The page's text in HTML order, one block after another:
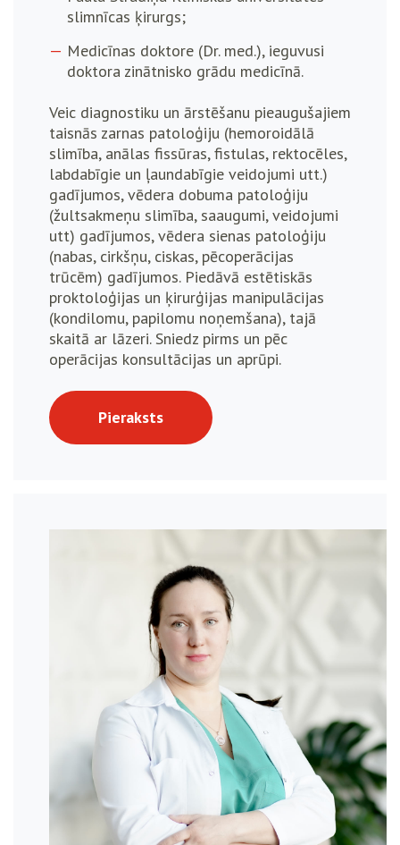
slimnīcas ķirurgs;
Medicīnas doktore (Dr. med.), ieguvusi
doktora zinātnisko grādu medicīnā.
Veic diagnostiku un ārstēšanu pieaugušajiem
taisnās zarnas patoloģiju (hemoroidālā
slimība, anālas fissūras, fistulas, rektocēles,
labdabīgie un ļaundabīgie veidojumi utt.)
gadījumos, vēdera dobuma patoloģiju
(žultsakmeņu slimība, saaugumi, veidojumi
utt) gadījumos, vēdera sienas patoloģiju
(nabas, cirkšņu, ciskas, pēcoperācijas
trūcēm) gadījumos. Piedāvā estētiskās
proktoloģijas un ķirurģijas manipulācijas
(kondilomu, papilomu noņemšana), tajā
skaitā ar lāzeri. Sniedz pirms un pēc
operācijas konsultācijas un aprūpi.
Pieraksts